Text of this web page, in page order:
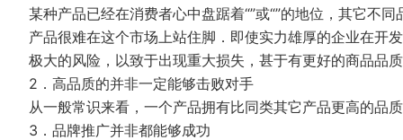
某种产品已经在消费者心中盘踞着“”或“”的地位，其它不
产品很难在这个市场上站住脚．即使实力雄厚的企业在开
极大的风险，以致于出现重大损失，甚于有更好的商品品
2．高品质的并非一定能够击败对手
从一般常识来看，一个产品拥有比同类其它产品更高的品
3．品牌推广并非都能够成功